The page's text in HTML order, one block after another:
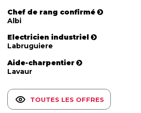
Chef de rang confirmé
Albi
Electricien industriel
Labruguiere
Aide-charpentier
Lavaur
TOUTES LES OFFRES